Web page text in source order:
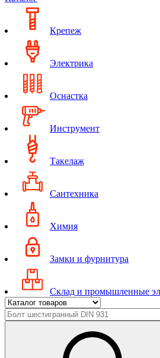
Крепеж
Электрика
Оснастка
Инструмент
Такелаж
Сантехника
Химия
Замки и фурнитура
Склад и промышленные